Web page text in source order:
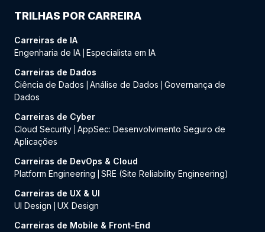
TRILHAS POR CARREIRA
Carreiras de IA
Engenharia de IA Especialista em IA
Carreiras de Dados
Ciência de Dados
Análise de Dados
Governança de
Dados
Carreiras de Cyber
Cloud Security AppSec: Desenvolvimento Seguro de
Aplicações
Carreiras de DevOps & Cloud
Platform Engineering
SRE (Site Reliability Engineering)
Carreiras de UX & UI
UI Design
UX Design
Carreiras de Mobile & Front-End